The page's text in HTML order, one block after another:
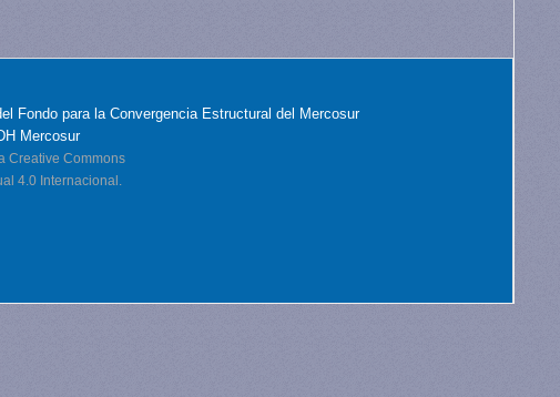
Fondo para la Convergencia Estructural del Mercosur
Mercosur
Creative Commons
4.0 Internacional.